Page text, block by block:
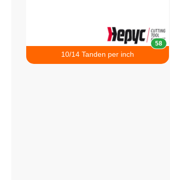
10/14 Tanden per inch
58